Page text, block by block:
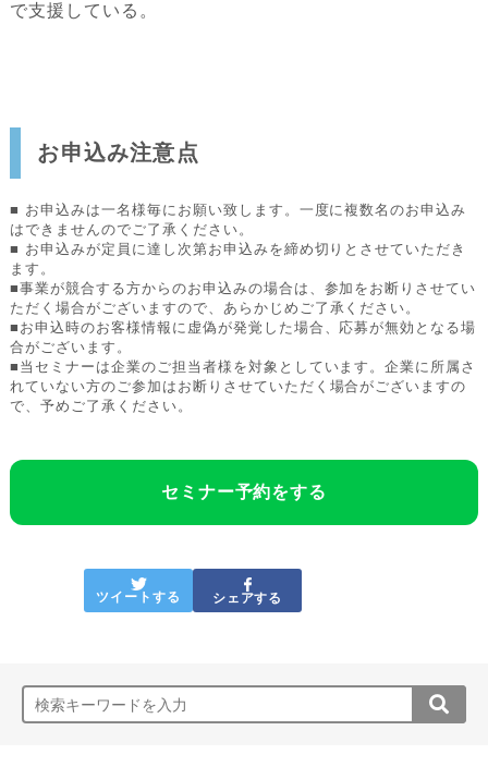
で支援している。
お申込み注意点
■ お申込みは一名様毎にお願い致します。一度に複数名のお申込み
はできませんのでご了承ください。
■ お申込みが定員に達し次第お申込みを締め切りとさせていただき
ます。
■事業が競合する方からのお申込みの場合は、参加をお断りさせてい
ただく場合がございますので、あらかじめご了承ください。
■お申込時のお客様情報に虚偽が発覚した場合、応募が無効となる場
合がございます。
■当セミナーは企業のご担当者様を対象としています。企業に所属さ
れていない方のご参加はお断りさせていただく場合がございますの
で、予めご了承ください。
セミナー予約をする
ツイートする シェアする